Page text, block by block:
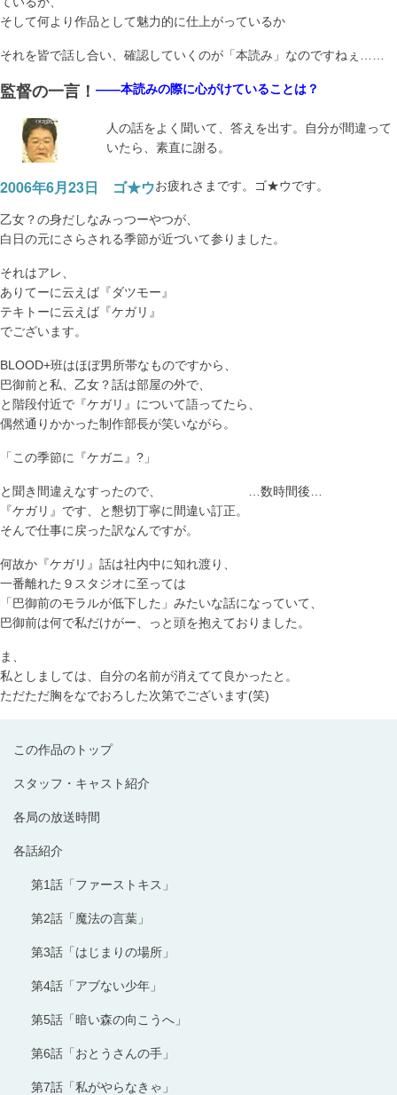
この作品のトップ
スタッフ・キャスト紹介
各局の放送時間
各話紹介
第1話「ファーストキス」
第2話「魔法の言葉」
第3話「はじまりの場所」
第4話「アブない少年」
第5話「暗い森の向こうへ」
第6話「おとうさんの手」
第7話「私がやらなきゃ」
そして何より作品として魅力的に仕上がっているか
それを皆で話し合い、確認していくのが「本読み」なのですねぇ……
監督の一言！ ——本読みの際に心がけていることは？
人の話をよく聞いて、答えを出す。自分が間違って
いたら、素直に謝る。
2006年6月23日 ゴ★ウお疲れさまです。ゴ★ウです。
乙女？の身だしなみっつーやつが、
白日の元にさらされる季節が近づいて参りました。
それはアレ、
ありてーに云えば『ダツモー』
テキトーに云えば『ケガリ』
でございます。
BLOOD+班はほぼ男所帯なものですから、
巴御前と私、乙女？話は部屋の外で、
と階段付近で『ケガリ』について語ってたら、
偶然通りかかった制作部長が笑いながら。
「この季節に『ケガニ』?」
と聞き間違えなすったので、
『ケガリ』です、と懇切丁寧に間違い訂正。
そんで仕事に戻った訳なんですが。
…数時間後…
何故か『ケガリ』話は社内中に知れ渡り、
一番離れた９スタジオに至っては
「巴御前のモラルが低下した」みたいな話になっていて、
巴御前は何で私だけがー、っと頭を抱えておりました。
ま、
私としましては、自分の名前が消えてて良かったと。
ただただ胸をなでおろした次第でございます(笑)